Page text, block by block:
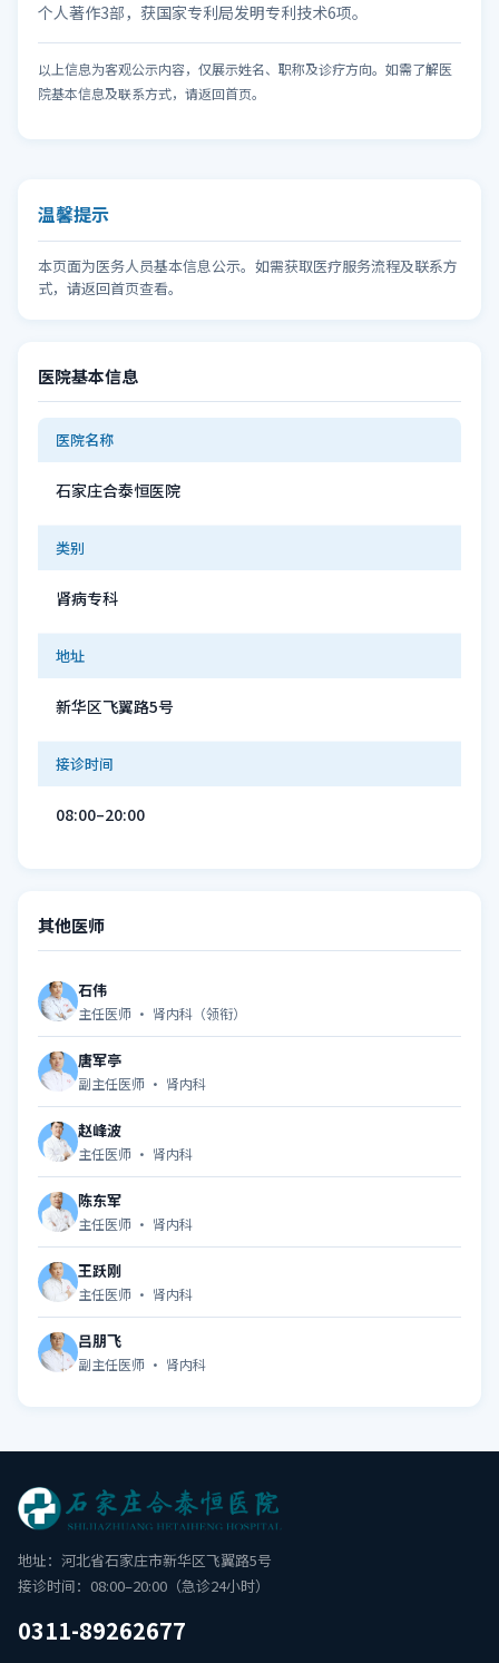
个人著作3部，获国家专利局发明专利技术6项。
以上信息为客观公示内容，仅展示姓名、职称及诊疗方向。如需了解医
院基本信息及联系方式，请返回首页。
温馨提示
本页面为医务人员基本信息公示。如需获取医疗服务流程及联系方
式，请返回首页查看。
医院基本信息
医院名称
石家庄合泰恒医院
类别
肾病专科
地址
新华区飞翼路5号
接诊时间
08:00–20:00
其他医师
石伟
主任医师 · 肾内科（领衔）
唐军亭
副主任医师 · 肾内科
赵峰波
主任医师 · 肾内科
陈东军
主任医师 · 肾内科
王跃刚
主任医师 · 肾内科
吕朋飞
副主任医师 · 肾内科
地址：河北省石家庄市新华区飞翼路5号
接诊时间：08:00–20:00（急诊24小时）
0311-89262677